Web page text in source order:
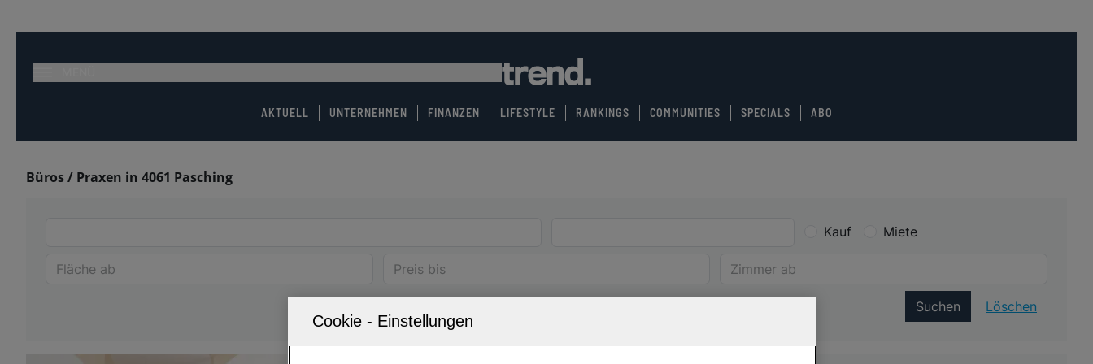
AKTUELL UNTERNEHMEN FINANZEN LIFESTYLE RANKINGS COMMUNITIES SPECIALS ABO
Büros / Praxen in 4061 Pasching
Kauf Miete
Suchen Löschen